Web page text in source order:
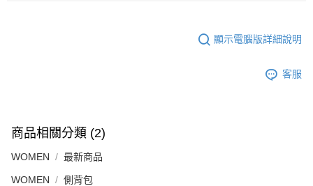
顯示電腦版詳細說明
客服
商品相關分類 (2)
WOMEN 最新商品
WOMEN 側背包